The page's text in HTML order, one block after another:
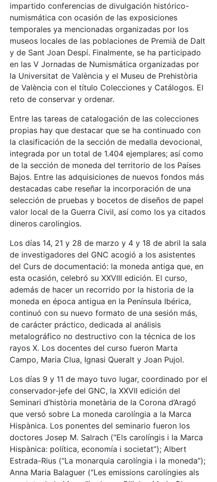
impartido conferencias de divulgación histórico-
numismática con ocasión de las exposiciones
temporales ya mencionadas organizadas por los
museos locales de las poblaciones de Premià de Dalt
y de Sant Joan Despí. Finalmente, se ha participado
en las V Jornadas de Numismática organizadas por
la Universitat de València y el Museu de Prehistòria
de València con el título Colecciones y Catálogos. El
reto de conservar y ordenar.
Entre las tareas de catalogación de las colecciones
propias hay que destacar que se ha continuado con
la clasificación de la sección de medalla devocional,
integrada por un total de 1.404 ejemplares; así como
de la sección de moneda del territorio de los Países
Bajos. Entre las adquisiciones de nuevos fondos más
destacadas cabe reseñar la incorporación de una
selección de pruebas y bocetos de diseños de papel
valor local de la Guerra Civil, así como los ya citados
dineros carolingios.
Los días 14, 21 y 28 de marzo y 4 y 18 de abril la sala
de investigadores del GNC acogió a los asistentes
del Curs de documentació: la moneda antiga que, en
esta ocasión, celebró su XXVIII edición. El curso,
además de hacer un recorrido por la historia de la
moneda en época antigua en la Península Ibérica,
continuó con su nuevo formato de una sesión más,
de carácter práctico, dedicada al análisis
metalográfico no destructivo con la técnica de los
rayos X. Los docentes del curso fueron Marta
Campo, Maria Clua, Ignasi Queralt y Joan Pujol.
Los días 9 y 11 de mayo tuvo lugar, coordinado por el
conservador-jefe del GNC, la XXVII edición del
Seminari d’història monetària de la Corona d’Aragó
que versó sobre La moneda carolíngia a la Marca
Hispànica. Los ponentes del seminario fueron los
doctores Josep M. Salrach (“Els carolíngis i la Marca
Hispànica: política, economía i societat”); Albert
Estrada-Rius (“La monarquia carolíngia i la moneda”);
Anna Maria Balaguer (“Les emissions carolíngies als